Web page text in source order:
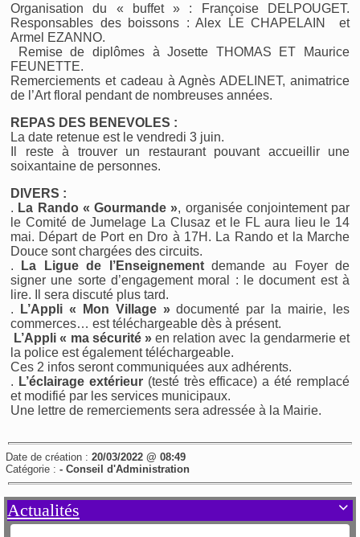
Organisation du « buffet » : Françoise DELPOUGET.
Responsables des boissons : Alex LE CHAPELAIN et
Armel EZANNO.
Remise de diplômes à Josette THOMAS ET Maurice
FEUNETTE.
Remerciements et cadeau à Agnès ADELINET, animatrice
de l’Art floral pendant de nombreuses années.
REPAS DES BENEVOLES :
La date retenue est le vendredi 3 juin.
Il reste à trouver un restaurant pouvant accueillir une
soixantaine de personnes.
DIVERS :
. La Rando « Gourmande », organisée conjointement par
le Comité de Jumelage La Clusaz et le FL aura lieu le 14
mai. Départ de Port en Dro à 17H. La Rando et la Marche
Douce sont chargées des circuits.
. La Ligue de l’Enseignementdemande au Foyer de
signer une sorte d’engagement moral : le document est à
lire. Il sera discuté plus tard.
. L’Appli « Mon Village »documenté par la mairie, les
commerces… est téléchargeable dès à présent.
L’Appli « ma sécurité »en relation avec la gendarmerie et
la police est également téléchargeable.
Ces 2 infos seront communiquées aux adhérents.
. L’éclairage extérieur (testé très efficace) a été remplacé
et modifié par les services municipaux.
Une lettre de remerciements sera adressée à la Mairie.
Date de création : 20/03/2022 @ 08:49
Catégorie : - Conseil d'Administration

Actualités